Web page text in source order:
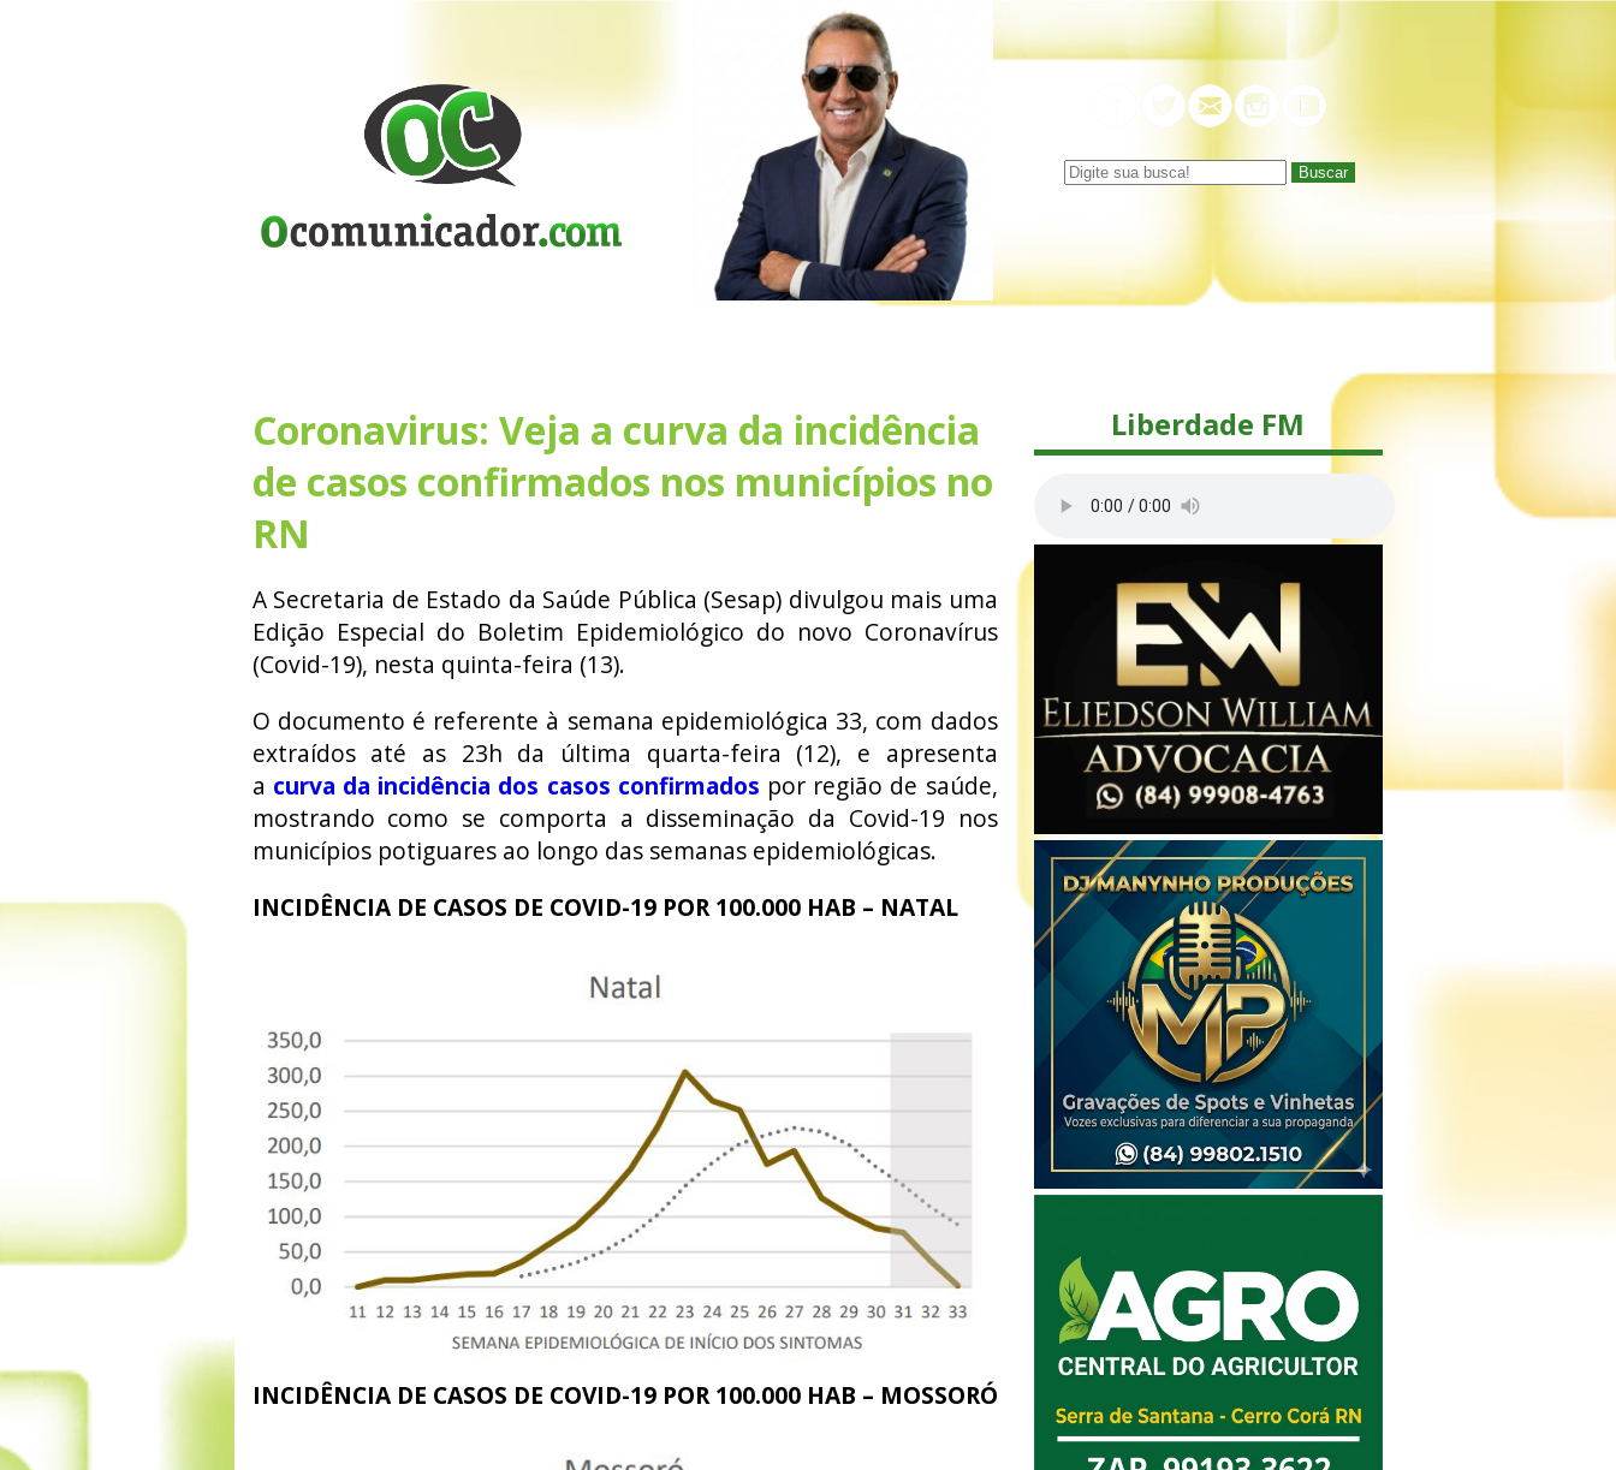
Buscar
Coronavirus: Veja a curva da incidência
de casos confirmados nos municípios no
RN
A Secretaria de Estado da Saúde Pública (Sesap) divulgou mais uma
Edição Especial do Boletim Epidemiológico do novo Coronavírus
(Covid-19), nesta quinta-feira (13).
O documento é referente à semana epidemiológica 33, com dados
extraídos até as 23h da última quarta-feira (12), e apresenta
a curva da incidência dos casos confirmados por região de saúde,
mostrando como se comporta a disseminação da Covid-19 nos
municípios potiguares ao longo das semanas epidemiológicas.
INCIDÊNCIA DE CASOS DE COVID-19 POR 100.000 HAB – NATAL
INCIDÊNCIA DE CASOS DE COVID-19 POR 100.000 HAB – MOSSORÓ
Liberdade FM